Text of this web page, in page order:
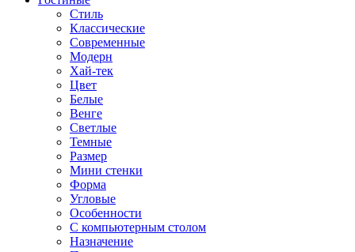
Стиль
Классические
Современные
Модерн
Хай-тек
Цвет
Белые
Венге
Светлые
Темные
Размер
Мини стенки
Форма
Угловые
Особенности
С компьютерным столом
Назначение